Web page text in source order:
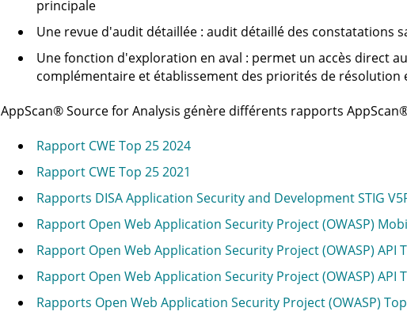
principale
Une revue d'audit détaillée : audit détaillé des constatations
Une fonction d'exploration en aval : permet un accès direct
complémentaire et établissement des priorités de résolution
AppScan®Source for Analysis génère différents rapports AppScan
Rapport CWE Top 25 2024
Rapport CWE Top 25 2021
Rapports DISA Application Security and Development STIG
Rapport Open Web Application Security Project (OWASP)
Rapport Open Web Application Security Project (OWASP) API
Rapport Open Web Application Security Project (OWASP) API
Rapports Open Web Application Security Project (OWASP)